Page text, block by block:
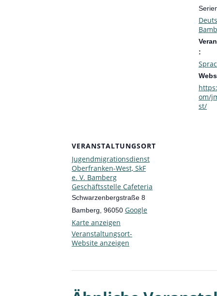
:
om/
st/
VERANSTALTUNGSORT
Jugendmigrationsdienst
Oberfranken-West, SkF
e. V. Bamberg
Geschäftsstelle Cafeteria
Schwarzenbergstraße 8
Bamberg, 96050 Google
Karte anzeigen
Veranstaltungsort-
Website anzeigen